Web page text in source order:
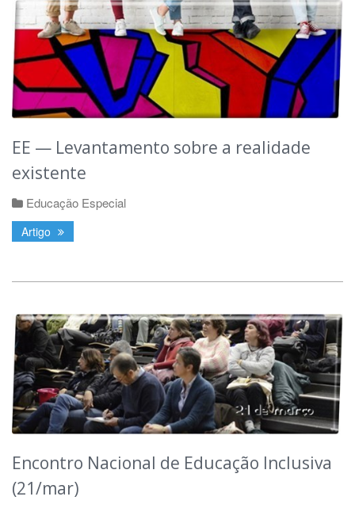
EE — Levantamento sobre a realidade
existente
Educação Especial
Artigo
Encontro Nacional de Educação Inclusiva
(21/mar)